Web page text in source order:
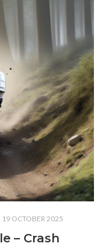
19 OCTOBER 2025
– Crash